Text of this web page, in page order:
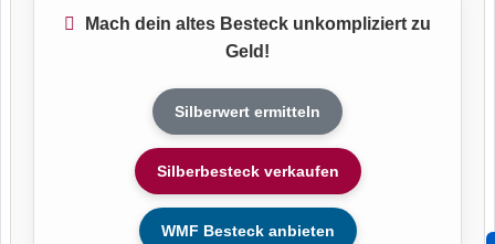
Mach dein altes Besteck unkompliziert zu
Geld!
Silberwert ermitteln
Silberbesteck verkaufen
WMF Besteck anbieten